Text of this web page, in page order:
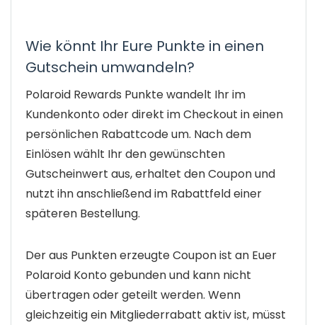
Wie könnt Ihr Eure Punkte in einen
Gutschein umwandeln?
Polaroid Rewards Punkte wandelt Ihr im
Kundenkonto oder direkt im Checkout in einen
persönlichen Rabattcode um. Nach dem
Einlösen wählt Ihr den gewünschten
Gutscheinwert aus, erhaltet den Coupon und
nutzt ihn anschließend im Rabattfeld einer
späteren Bestellung.
Der aus Punkten erzeugte Coupon ist an Euer
Polaroid Konto gebunden und kann nicht
übertragen oder geteilt werden. Wenn
gleichzeitig ein Mitgliederrabatt aktiv ist, müsst